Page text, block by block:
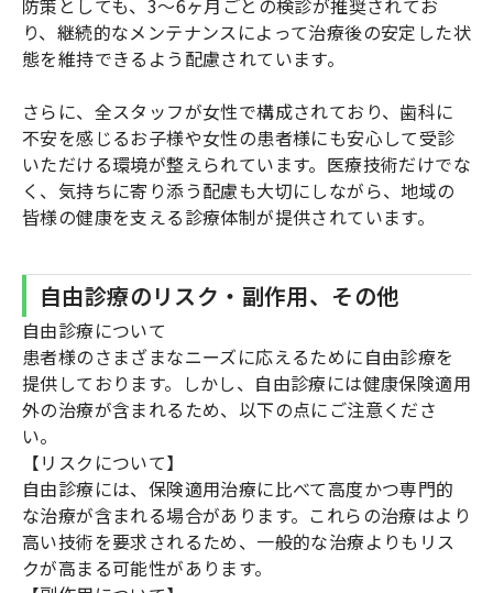
防策としても、3〜6ヶ月ごとの検診が推奨されてお
り、継続的なメンテナンスによって治療後の安定した状
態を維持できるよう配慮されています。
さらに、全スタッフが女性で構成されており、歯科に
不安を感じるお子様や女性の患者様にも安心して受診
いただける環境が整えられています。医療技術だけでな
く、気持ちに寄り添う配慮も大切にしながら、地域の
皆様の健康を支える診療体制が提供されています。
自由診療のリスク・副作用、その他
自由診療について
患者様のさまざまなニーズに応えるために自由診療を
提供しております。しかし、自由診療には健康保険適用
外の治療が含まれるため、以下の点にご注意くださ
い。
【リスクについて】
自由診療には、保険適用治療に比べて高度かつ専門的
な治療が含まれる場合があります。これらの治療はより
高い技術を要求されるため、一般的な治療よりもリス
クが高まる可能性があります。